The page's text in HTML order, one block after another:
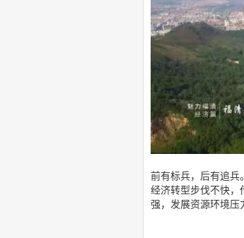
前有标兵，后有追兵
经济转型步伐不快
强，发展资源环境压